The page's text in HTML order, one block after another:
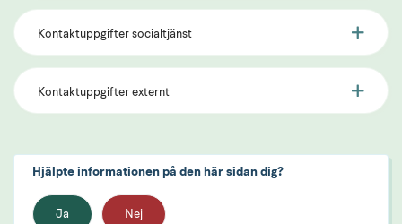
Kontaktuppgifter socialtjänst
Kontaktuppgifter externt
Hjälpte informationen på den här sidan dig?
Ja Nej